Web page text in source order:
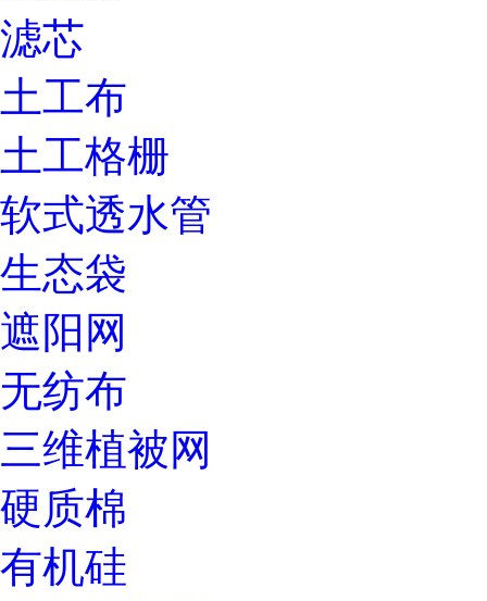
滤芯
土工布
土工格栅
软式透水管
生态袋
遮阳网
无纺布
三维植被网
硬质棉
有机硅